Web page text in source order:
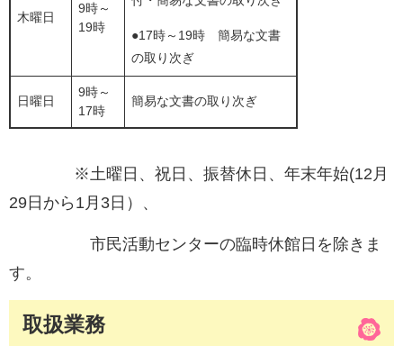
木曜日
9時～
19時
●17時～19時 簡易な文書
の取り次ぎ
日曜日
9時～
17時
簡易な文書の取り次ぎ
※土曜日、祝日、振替休日、年末年始(12月
29日から1月3日）、
市民活動センターの臨時休館日を除きま
す。
取扱業務